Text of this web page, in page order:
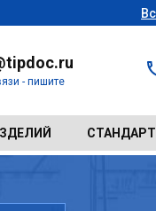
- пишите